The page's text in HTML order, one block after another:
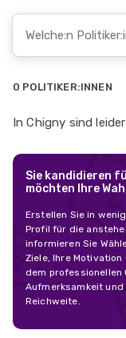
0 POLITIKER:INNEN
In Chigny sind
Sie kandidieren
möchten Ihre
Erstellen Sie in
Profil für die
informieren Sie
Ziele, Ihre
dem
Aufmerksamkeit
Reichweite.